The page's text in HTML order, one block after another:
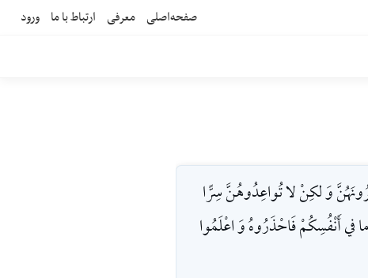
صفحه‌اصلی معرفی ارتباط با ما ورود
وَ لكِنْ لا تُواعِدُوهُنَّ سِرًّا
في أَنْفُسِكُمْ فَاحْذَرُوهُ وَ اعْلَمُوا